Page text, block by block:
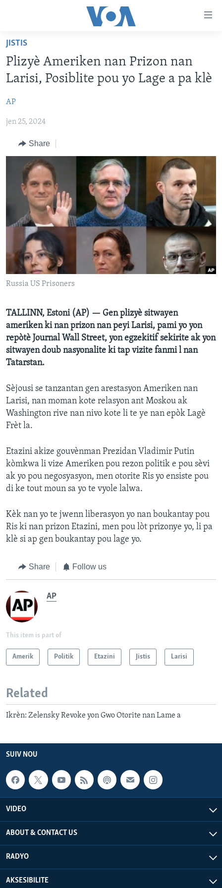
Skip
main
content
to
Navigation
Search
AYITI
LÈZETAZINI
ENTÈNASYONAL
VIDEO
FLASHPOINT IKRÈN
Learning English
SUIV NOU
Languages
JISTIS
Plizyè Ameriken nan Prizon nan
Larisi, Posiblite pou yo Lage a pa klè
AP
jen 25, 2024
Share
Russia US Prisoners
TALLINN, Estoni (AP) — Gen plizyè sitwayen
ameriken ki nan prizon nan peyi Larisi, pami yo yon
repòtè Journal Wall Street, yon egzekitif sekirite ak yon
sitwayen doub nasyonalite ki tap vizite fanmi l nan
Tatarstan.
Sèjousi se tanzantan gen arestasyon Ameriken nan
Larisi, nan moman kote relasyon ant Moskou ak
Washington rive nan nivo kote li te ye nan epòk Lagè
Frèt la.
Etazini akize gouvènman Prezidan Vladimir Putin
kòmkwa li vize Ameriken pou rezon politik e pou sèvi
ak yo pou negosyasyon, men otorite Ris yo ensiste pou
di ke tout moun sa yo te vyole lalwa.
Kèk nan yo te jwenn liberasyon yo nan boukantay pou
Ris ki nan prizon Etazini, men pou lòt prizonye yo, li pa
klè si ap gen boukantay pou lage yo.
Share Follow us
AP
This item is part of
Amerik Politik Etazini Jistis Larisi
Related
Ikrèn: Zelensky Revoke yon Gwo Otorite nan Lame a
SUIV NOU
VIDEO
ABOUT & CONTACT US
RADYO
AKSESIBILITE